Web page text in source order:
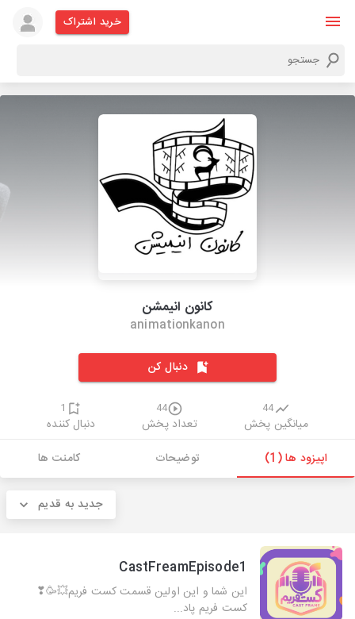
خرید اشتراک
کانون انیمشن
animationkanon
دنبال کن
44
میانگین پخش
44
تعداد پخش
1
دنبال کننده
اپیزود ها (1)
توضیحات کامنت ها
جدید به قدیم
CastFreamEpisode1
این شما و این اولین قسمت کست فریم💥🥳❣
کست فریم پاد...